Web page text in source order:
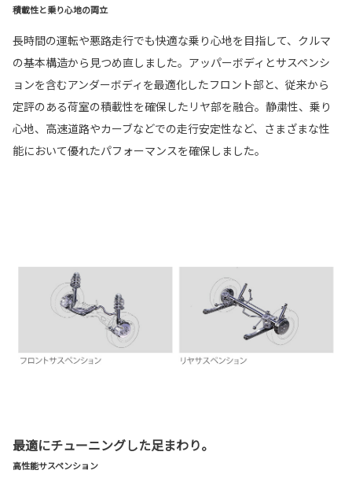
積載性と乗り心地の両立
長時間の運転や悪路走行でも快適な乗り心地を目指して、クルマ
の基本構造から見つめ直しました。アッパーボディとサスペンシ
ョンを含むアンダーボディを最適化したフロント部と、従来から
定評のある荷室の積載性を確保したリヤ部を融合。静粛性、乗り
心地、高速道路やカーブなどでの走行安定性など、さまざまな性
能において優れたパフォーマンスを確保しました。
最適にチューニングした足まわり。
高性能サスペンション